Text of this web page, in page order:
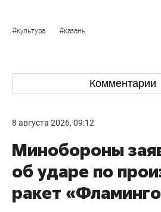
#культура #казань
Комментарии
8 августа 2026, 09:12
Минобороны
об ударе по
ракет